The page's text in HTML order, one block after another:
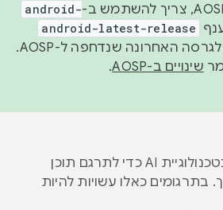
android-
android-latest-release
manifest תמיד יפנה לגרסה האחרונה שנדחפה ל-AOSP.
שינויים ב-AOSP .
‫Google משתמשת בטכנולוגיית AI כדי לתרגם תוכן
כאלו עשויות להיות